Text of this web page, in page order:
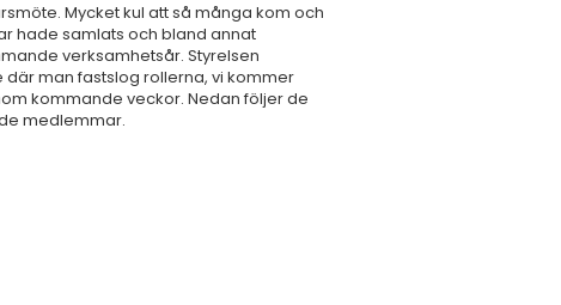
Mycket kul att så många kom och
hade samlats och bland annat
verksamhetsår. Styrelsen
man fastslog rollerna, vi kommer
kommande veckor. Nedan följer de
medlemmar.